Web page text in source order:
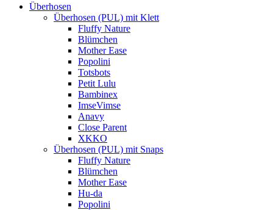
Überhosen
Überhosen (PUL) mit Klett
Fluffy Nature
Blümchen
Mother Ease
Popolini
Totsbots
Petit Lulu
Bambinex
ImseVimse
Anavy
Close Parent
XKKO
Überhosen (PUL) mit Snaps
Fluffy Nature
Blümchen
Mother Ease
Hu-da
Popolini